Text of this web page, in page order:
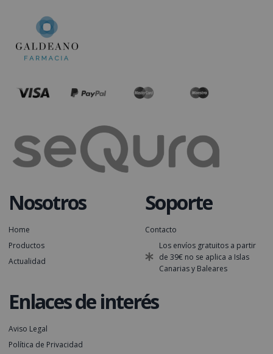
Nosotros
Home
Productos
Actualidad
Soporte
Contacto
Los envíos gratuitos a partir
de 39€ no se aplica a Islas
Canarias y Baleares
Enlaces de interés
Aviso Legal
Política de Privacidad